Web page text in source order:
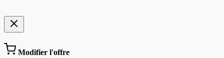
Modifier l'offre